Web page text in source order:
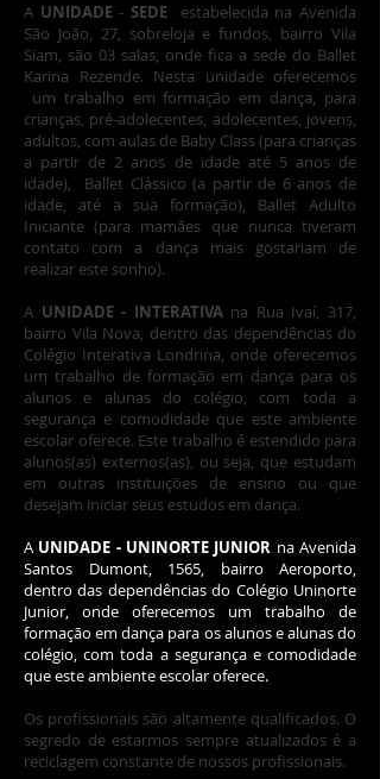
A UNIDADE- SEDEestabelecida na Avenida
São João, 27, sobreloja e fundos, bairro Vila
Siam, são 03 salas, onde fica a sede do Ballet
Karina Rezende. Nesta unidade oferecemos
um trabalho em formação em dança, para
crianças, pré-adolecentes, adolecentes, jovens,
adultos, com aulas de Baby Class (para crianças
a partir de 2 anos de idade até 5 anos de
idade), Ballet Clássico (a partir de 6 anos de
idade, até a sua formação), Ballet Adulto
Iniciante (para mamães que nunca tiveram
contato com a dança mais gostariam de
realizar este sonho).
​A UNIDADE - INTERATIVAna Rua Ivaí, 317,
bairro Vila Nova, dentro das dependências do
Colégio Interativa Londrina, onde oferecemos
um trabalho de formação em dança para os
alunos e alunas do colégio, com toda a
segurança e comodidade que este ambiente
escolar oferece. Este trabalho é estendido para
alunos(as) externos(as), ou seja, que estudam
em outras instituições de ensino ou que
desejam iniciar seus estudos em dança.
A UNIDADE - UNINORTE JUNIOR na Avenida
Santos Dumont, 1565, bairro Aeroporto,
dentro das dependências do Colégio Uninorte
Junior, onde oferecemos um trabalho de
formação em dança para os alunos e alunas do
colégio, com toda a segurança e comodidade
que este ambiente escolar oferece.
Os profissionais são altamente qualificados. O
segredo de estarmos sempre atualizados é a
reciclagem constante de nossos profissionais.